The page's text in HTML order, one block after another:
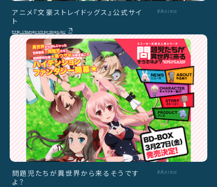
アニメ『文豪ストレイドッグス』公式サイ
ト
http://bungo-stray-dogs.jp/
#Anime
問題児たちが異世界から来るそうです
よ？
#Anime